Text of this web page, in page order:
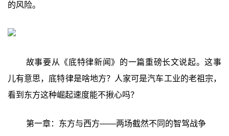
的风险。
故事要从《底特律新闻》的一篇重磅长文说起。这事
儿有意思，底特律是啥地方？人家可是汽车工业的老祖宗，
看到东方这种崛起速度能不揪心吗？
第一章：东方与西方——两场截然不同的智驾战争